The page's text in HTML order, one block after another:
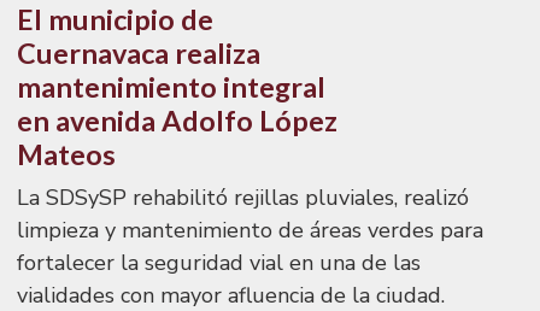
El municipio de
Cuernavaca realiza
mantenimiento integral
en avenida Adolfo López
Mateos
La SDSySP rehabilitó rejillas pluviales, realizó
limpieza y mantenimiento de áreas verdes para
fortalecer la seguridad vial en una de las
vialidades con mayor afluencia de la ciudad.